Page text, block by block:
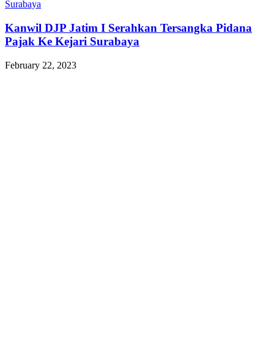
Kanwil DJP Jatim I Serahkan Tersangka Pidana
Pajak Ke Kejari Surabaya
February 22, 2023